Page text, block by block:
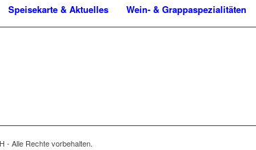
Speisekarte & Aktuelles Wein- & Grappaspezialitäten
- Alle Rechte vorbehalten.